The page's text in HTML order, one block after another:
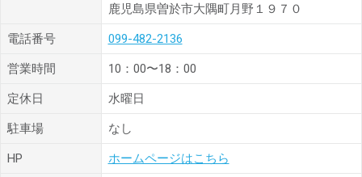
鹿児島県曽於市大隅町月野１９７０
電話番号 099-482-2136
営業時間 10：00〜18：00
定休日 水曜日
駐車場 なし
HP ホームページはこちら